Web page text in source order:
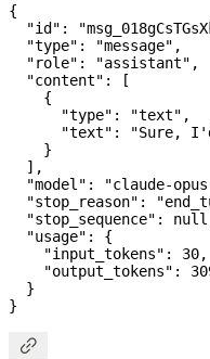
{
  "id"
:
  "type"
: "message" ,
  "role"
: "assistant" ,
  "content"
: [
    {
      "type"
: "text" ,
      "text"
:
"Sure,
    }
  ],
  "model"
: "claude-
  "stop_reason"
:
  "stop_sequence"
: null
  "usage"
: {
    "input_tokens"
: 30,
    "output_tokens"
:
  }
}
